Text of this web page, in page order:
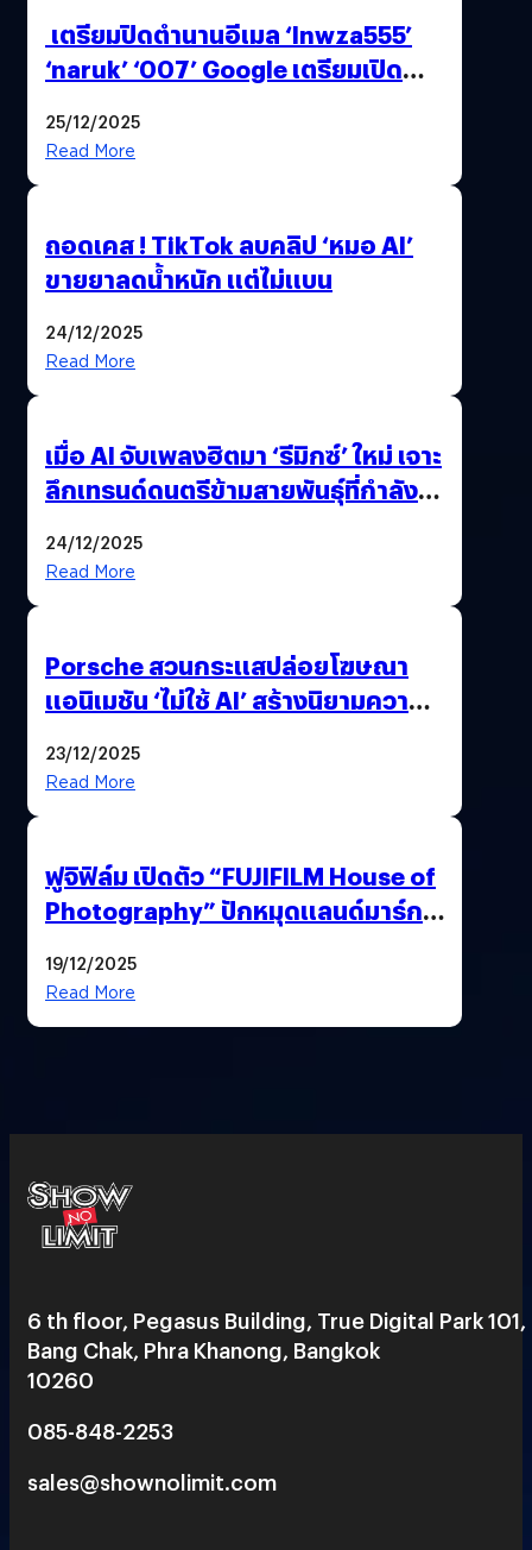
เตรียมปิดตำนานอีเมล ‘lnwza555’
‘naruk’ ‘007’ Google เตรียมเปิด
25/12/2025
Read More
ถอดเคส ! TikTok ลบคลิป ‘หมอ AI’
ขายยาลดน้ำหนัก แต่ไม่แบน
24/12/2025
Read More
เมื่อ AI จับเพลงฮิตมา ‘รีมิกซ์’ ใหม่ เจาะ
ลึกเทรนด์ดนตรีข้ามสายพันธุ์ที่กำลัง
24/12/2025
Read More
Porsche สวนกระแสปล่อยโฆษณา
แอนิเมชัน ‘ไม่ใช้ AI’ สร้างนิยามความ
23/12/2025
Read More
ฟูจิฟิล์ม เปิดตัว “FUJIFILM House of
Photography” ปักหมุดแลนด์มาร์ก
19/12/2025
Read More
6 th floor, Pegasus Building, True Digital Park 101,
Bang Chak, Phra Khanong, Bangkok
10260
085-848-2253
sales@shownolimit.com